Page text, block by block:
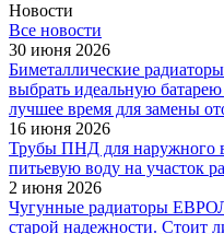
Новости
Все новости
30 июня 2026
Биметаллические
выбрать идеальную
лучшее время для замены
16 июня 2026
Трубы ПНД для наружного
питьевую воду на участок
2 июня 2026
Чугунные радиаторы
старой надежности. Стоит